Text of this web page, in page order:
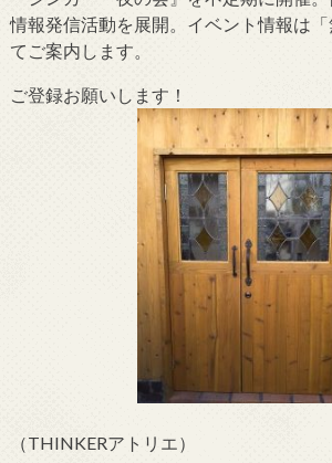
情報発信活動を展開。イベント情報は
てご案内します。
ご登録お願いします！
（THINKERアトリエ）